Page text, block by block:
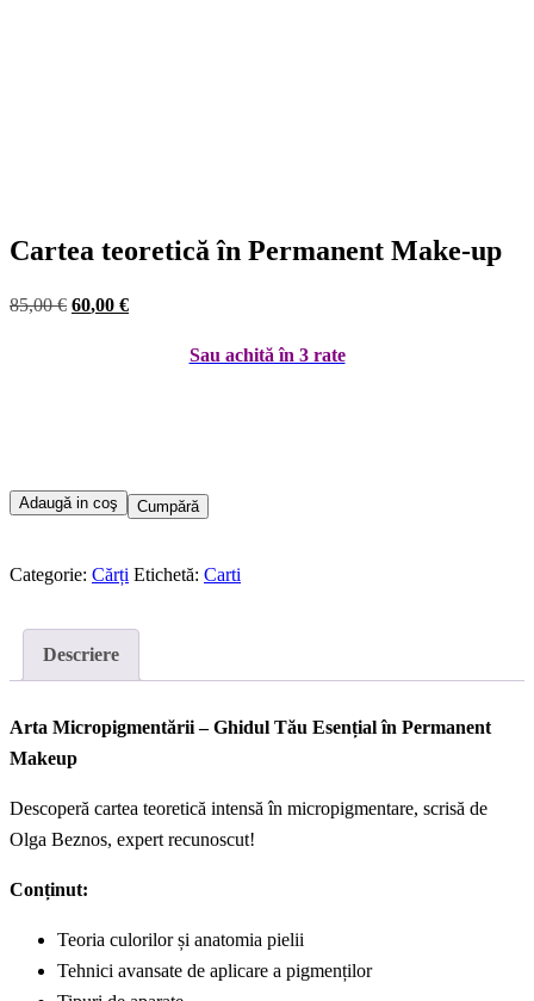
Cartea teoretică în Permanent Make-up
85,00 € Prețul
60,00 €Prețul
Sau achită în 3 rate
Cantitate
teoretică
Permanent
Make-
Adaugă in coş
Categorie: Cărți Etichetă: Carti
Descriere
Arta Micropigmentării – Ghidul Tău Esențial în Permanent
Makeup
Descoperă cartea teoretică intensă în micropigmentare, scrisă de
Olga Beznos, expert recunoscut!
Conținut:
Teoria culorilor și anatomia pielii
Tehnici avansate de aplicare a pigmenților